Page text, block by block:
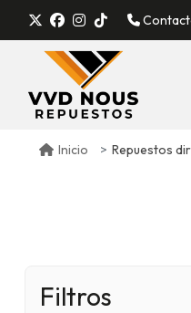
Inicio Repuestos
Filtros